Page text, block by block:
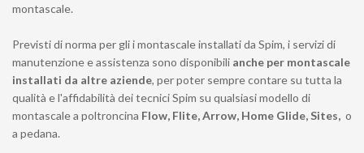
montascale.
Previsti di norma per gli i montascale installati da Spim, i servizi di
manutenzione e assistenza sono disponibili anche per montascale
installati da altre aziende, per poter sempre contare su tutta la
qualità e l'affidabilità dei tecnici Spim su qualsiasi modello di
montascale a poltroncina Flow, Flite, Arrow, Home Glide, Sites, o
a pedana.